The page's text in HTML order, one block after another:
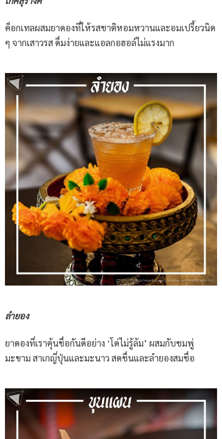
ค็อกเทลผสมยาดองที่ให้รสชาติหอมหวานและอมเปรี้ยวนิด
ๆ จากเสาวรส ดื่มง่ายและแอลกอฮอล์ไม่แรงมาก
ลำยอง
ยาดองที่เราคุ้นชื่อกันดีอย่าง ‘โด่ไม่รู้ล้ม’ ผสมกับชมพู่
มะขาม สาเกญี่ปุ่นและมะนาว สดชื่นและลำยองสมชื่อ